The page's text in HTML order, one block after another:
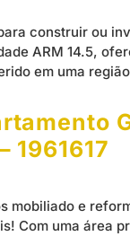
construir ou
ARM 14.5,
em uma
1961617
mobiliado e
Com uma área